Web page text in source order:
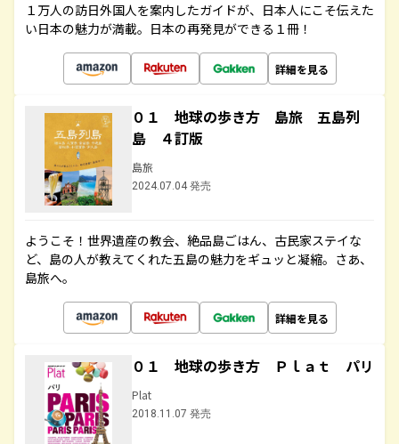
１万人の訪日外国人を案内したガイドが、日本人にこそ伝えた
い日本の魅力が満載。日本の再発見ができる１冊！
詳細を見る
０１ 地球の歩き方 島旅 五島列
島 ４訂版
島旅
2024.07.04 発売
ようこそ！世界遺産の教会、絶品島ごはん、古民家ステイな
ど、島の人が教えてくれた五島の魅力をギュッと凝縮。さあ、
島旅へ。
詳細を見る
０１ 地球の歩き方 Ｐｌａｔ パリ
Plat
2018.11.07 発売